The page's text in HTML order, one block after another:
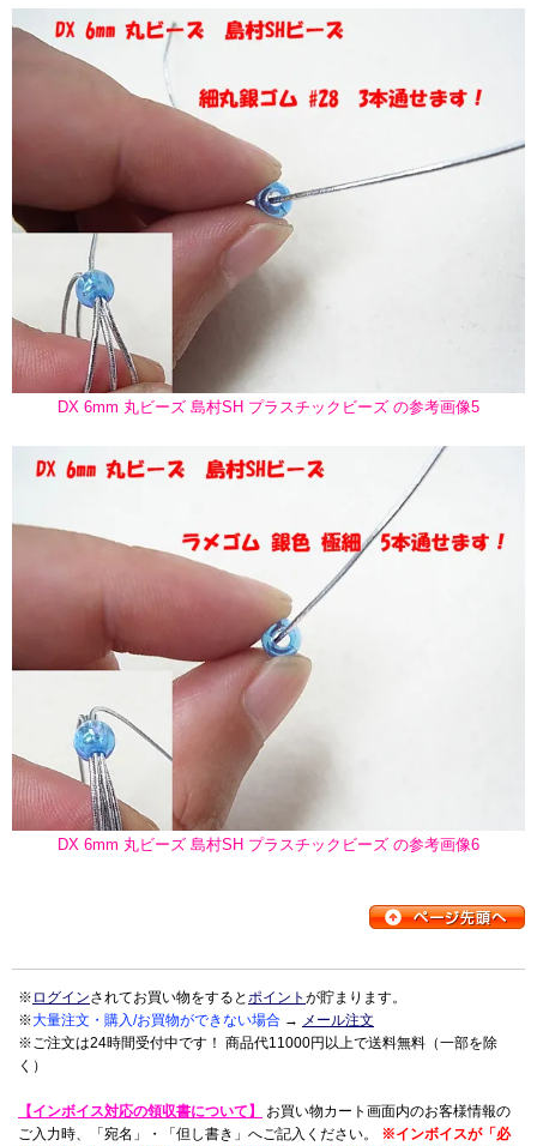
DX 6mm 丸ビーズ 島村SH プラスチックビーズ の参考画像5
DX 6mm 丸ビーズ 島村SH プラスチックビーズ の参考画像6
※ ログインされてお買い物をすると ポイント が貯まります。
※大量注文・購入/お買物ができない場合 → メール注文
※ご注文は24時間受付中です！ 商品代11000円以上で送料無料（一部を除
く）
【インボイス対応の領収書について】
お買い物カート画面内のお客様情報の
ご入力時、「宛名」・「但し書き」へご記入ください。 ※インボイスが「必